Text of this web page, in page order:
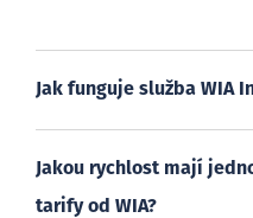
Jak funguje služba WIA
Jakou rychlost mají
tarify od WIA?